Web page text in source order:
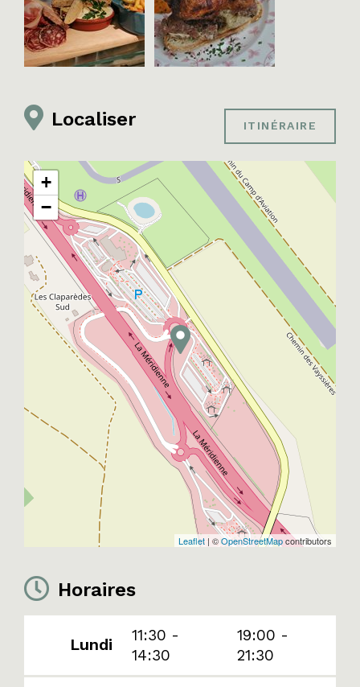
ITINÉRAIRE
Localiser
+
−
Leaflet| ©OpenStreetMapcontributors
Horaires
Lundi
11:30 -
14:30
19:00 -
21:30